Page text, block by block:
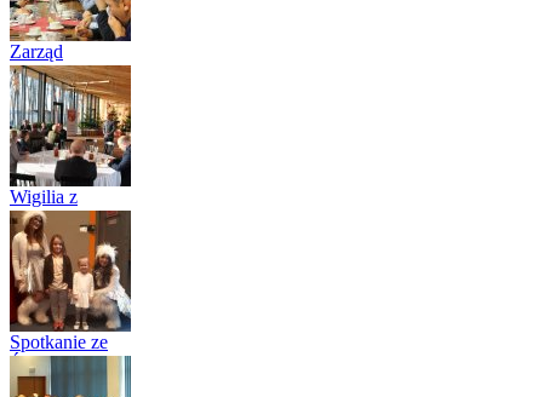
Zarząd
Wojewódzki
NSZZ Po...
(25)
Wigilia z
Fundacją
Wdowom...
(20)
Spotkanie ze
Świętym
Miko...